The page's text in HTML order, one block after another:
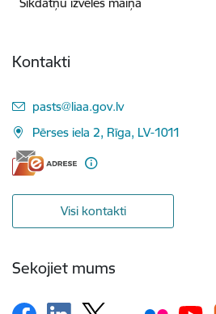
Kontakti
E-pasts:
pasts@liaa.gov.lv
Pērses iela 2, Rīga, LV-1011
Visi kontakti
Sekojiet mums